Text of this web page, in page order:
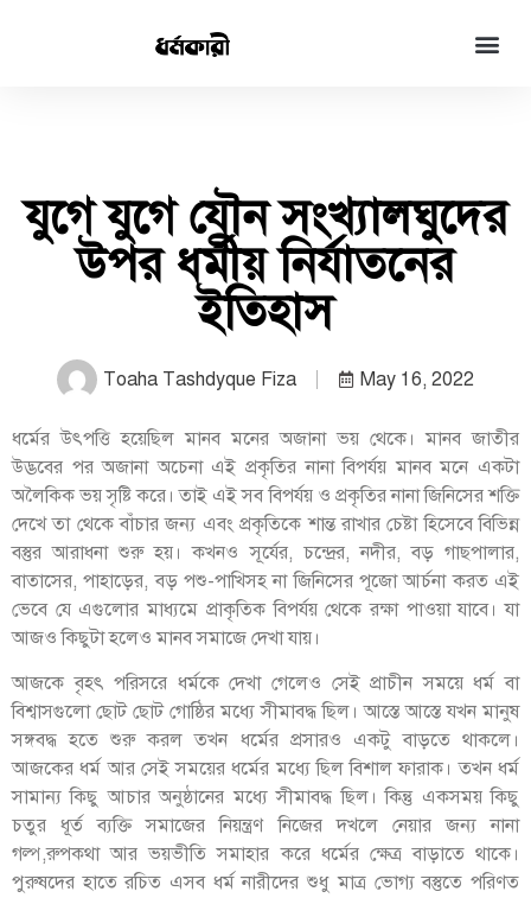
যুগে যুগে যৌন সংখ্যালঘুদের
উপর ধর্মীয় নির্যাতনের
ইতিহাস
Toaha Tashdyque Fiza May 16, 2022
ধর্মের উৎপত্তি হয়েছিল মানব মনের অজানা ভয় থেকে। মানব জাতীর
উদ্ভবের পর অজানা অচেনা এই প্রকৃতির নানা বিপর্যয় মানব মনে একটা
অলৈকিক ভয় সৃষ্টি করে। তাই এই সব বিপর্যয় ও প্রকৃতির নানা জিনিসের শক্তি
দেখে তা থেকে বাঁচার জন্য এবং প্রকৃতিকে শান্ত রাখার চেষ্টা হিসেবে বিভিন্ন
বস্তুর আরাধনা শুরু হয়। কখনও সূর্যের, চন্দ্রের, নদীর, বড় গাছপালার,
বাতাসের, পাহাড়ের, বড় পশু-পাখিসহ না জিনিসের পূজো আর্চনা করত এই
ভেবে যে এগুলোর মাধ্যমে প্রাকৃতিক বিপর্যয় থেকে রক্ষা পাওয়া যাবে। যা
আজও কিছুটা হলেও মানব সমাজে দেখা যায়।
আজকে বৃহৎ পরিসরে ধর্মকে দেখা গেলেও সেই প্রাচীন সময়ে ধর্ম বা
বিশ্বাসগুলো ছোট ছোট গোষ্ঠির মধ্যে সীমাবদ্ধ ছিল। আস্তে আস্তে যখন মানুষ
সঙ্গবদ্ধ হতে শুরু করল তখন ধর্মের প্রসারও একটু বাড়তে থাকলে।
আজকের ধর্ম আর সেই সময়ের ধর্মের মধ্যে ছিল বিশাল ফারাক। তখন ধর্ম
সামান্য কিছু আচার অনুষ্ঠানের মধ্যে সীমাবদ্ধ ছিল। কিন্তু একসময় কিছু
চতুর ধূর্ত ব্যক্তি সমাজের নিয়ন্ত্রণ নিজের দখলে নেয়ার জন্য নানা
গল্প,রুপকথা আর ভয়ভীতি সমাহার করে ধর্মের ক্ষেত্র বাড়াতে থাকে।
পুরুষদের হাতে রচিত এসব ধর্ম নারীদের শুধু মাত্র ভোগ্য বস্তুতে পরিণত